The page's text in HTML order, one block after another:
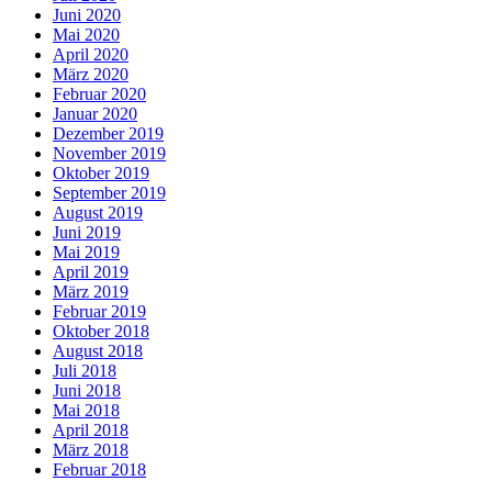
Juni 2020
Mai 2020
April 2020
März 2020
Februar 2020
Januar 2020
Dezember 2019
November 2019
Oktober 2019
September 2019
August 2019
Juni 2019
Mai 2019
April 2019
März 2019
Februar 2019
Oktober 2018
August 2018
Juli 2018
Juni 2018
Mai 2018
April 2018
März 2018
Februar 2018